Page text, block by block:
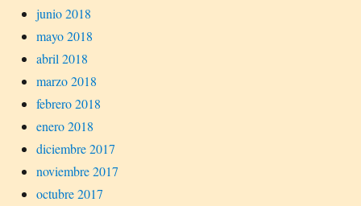
junio 2018
mayo 2018
abril 2018
marzo 2018
febrero 2018
enero 2018
diciembre 2017
noviembre 2017
octubre 2017